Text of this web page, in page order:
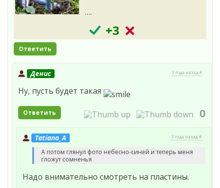
….
+3
Ответить
Денис 3 года назад #
Ну, пусть будет такая
Ответить 0
Tatiana_A 3 года назад #
А потом глянул фото небесно-синей и теперь меня
гложут сомненья
Надо внимательно смотреть на пластины.